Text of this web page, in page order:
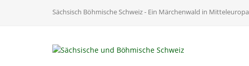
Sächsisch Böhmische Schweiz - Ein Märchenwald in Mitteleuropa